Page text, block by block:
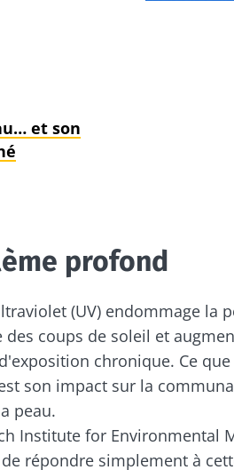
et son
profond
(UV) endommage la
coups de soleil et
chronique. Ce
son impact sur la
peau.
Institute for Environmental
répondre simplement à